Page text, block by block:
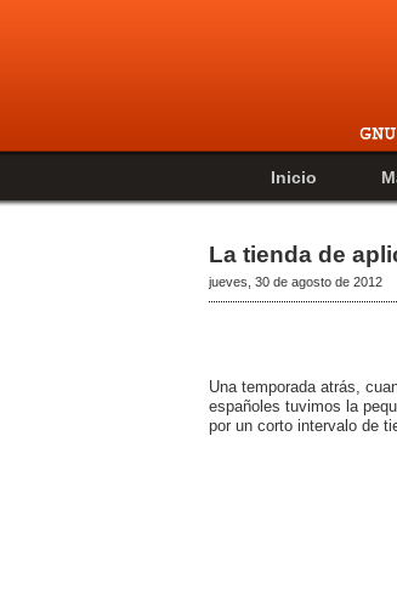
Inicio
La tienda de
jueves, 30 de agosto de 2012
Una temporada atrás,
españoles tuvimos la
por un corto intervalo de